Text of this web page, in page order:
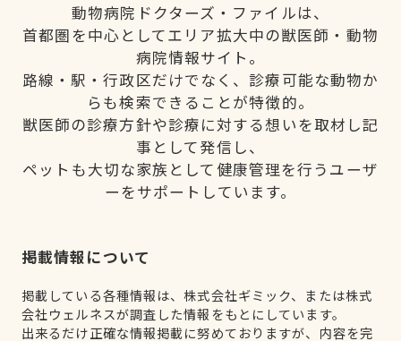
動物病院ドクターズ・ファイルは、
首都圏を中心としてエリア拡大中の獣医師・動物
病院情報サイト。
路線・駅・行政区だけでなく、診療可能な動物か
らも検索できることが特徴的。
獣医師の診療方針や診療に対する想いを取材し記
事として発信し、
ペットも大切な家族として健康管理を行うユーザ
ーをサポートしています。
掲載情報について
掲載している各種情報は、株式会社ギミック、または株式
会社ウェルネスが調査した情報をもとにしています。
出来るだけ正確な情報掲載に努めておりますが、内容を完